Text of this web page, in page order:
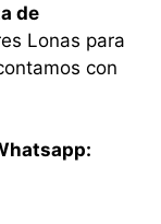
de
Lonas para
con